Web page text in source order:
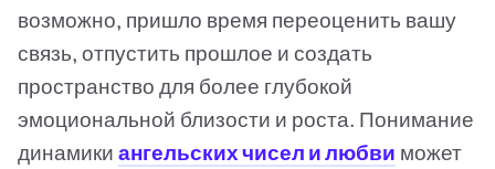
возможно, пришло время переоценить вашу
связь, отпустить прошлое и создать
пространство для более глубокой
эмоциональной близости и роста. Понимание
динамики ангельских чисел и любви может